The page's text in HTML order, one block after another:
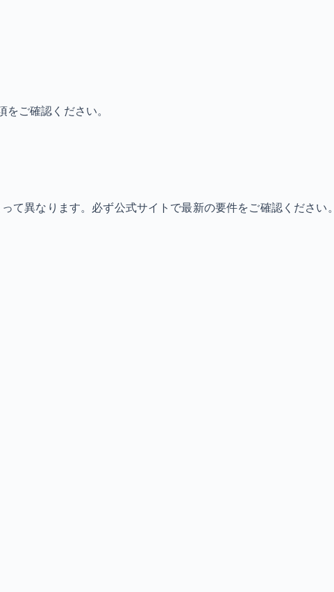
ご確認ください。
て異なります。必ず公式サイトで最新の要件をご確認ください。